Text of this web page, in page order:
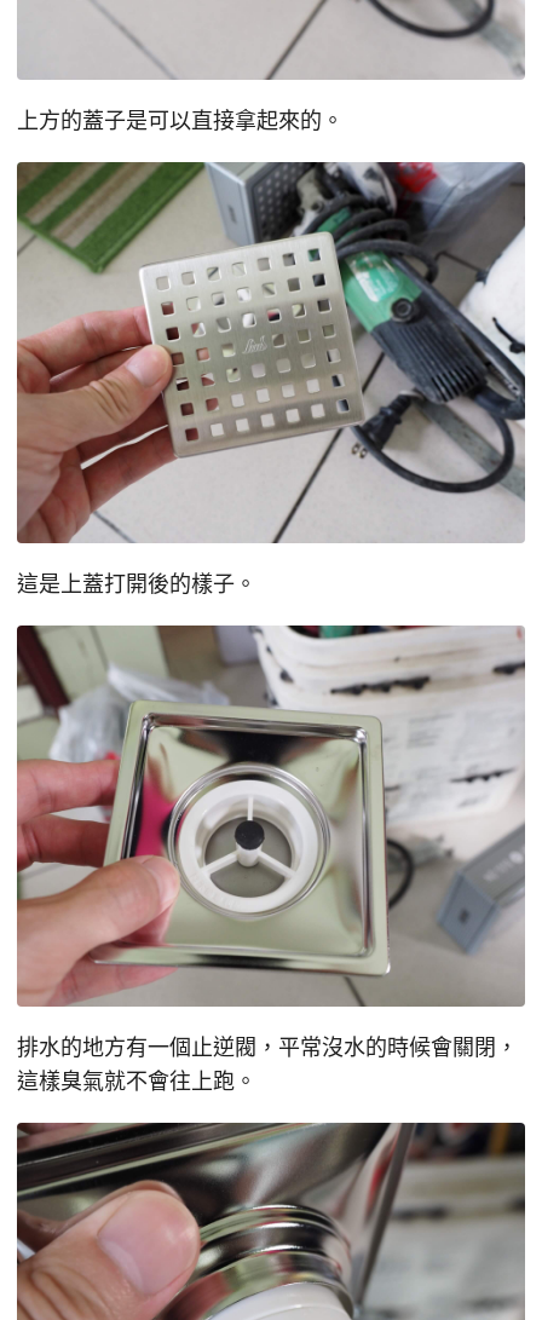
上方的蓋子是可以直接拿起來的。
這是上蓋打開後的樣子。
排水的地方有一個止逆閥，平常沒水的時候會關閉，
這樣臭氣就不會往上跑。